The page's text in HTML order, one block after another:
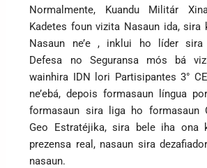
Normalmente, Kuandu Militár
Kadetes foun vizita Nasaun ida, sira
Nasaun ne’e , inklui ho líder sira
Defesa no Seguransa mós bá
wainhira IDN lori Partisipantes 3°
ne’ebá, depois formasaun língua
formasaun sira liga ho formasaun
Geo Estratéjika, sira bele iha ona
prezensa real, nasaun sira
nasaun.